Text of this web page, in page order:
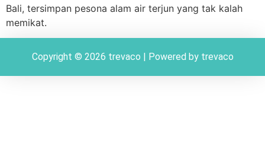
Bali, tersimpan pesona alam air terjun yang tak kalah
memikat.
Copyright © 2026 trevaco | Powered by trevaco